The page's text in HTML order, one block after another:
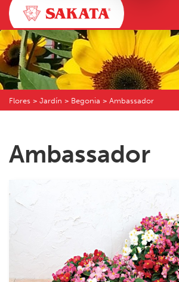
Flores > Jardín > Begonia > Ambassador
Ambassador